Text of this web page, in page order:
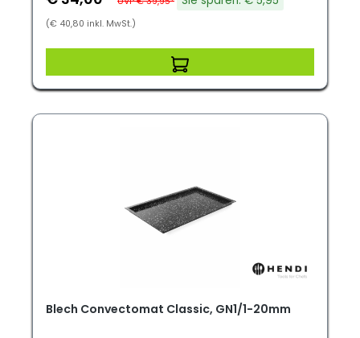
(€ 40,80 inkl. MwSt.)
Blech Convectomat Classic, GN1/1-20mm